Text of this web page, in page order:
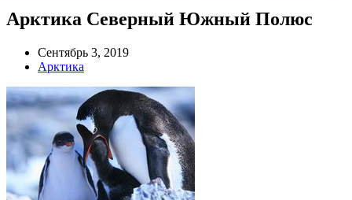
Арктика Северный Южный Полюс
Сентябрь 3, 2019
Арктика